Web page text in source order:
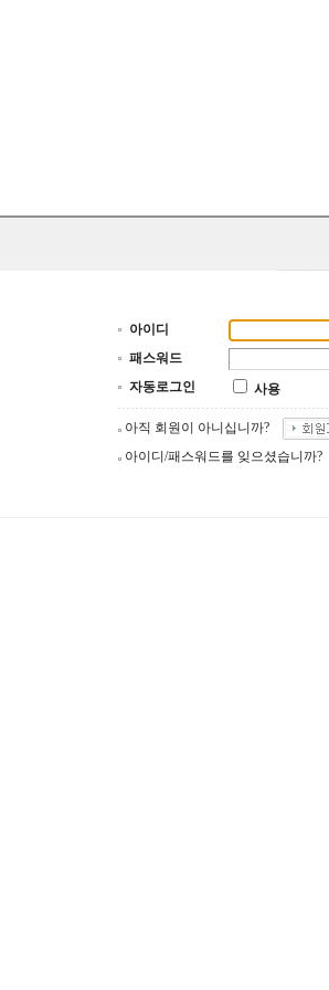
아이디
패스워드
자동로그인
사용
아직 회원이 아니십니까?
아이디/패스워드를 잊으셨습니까?